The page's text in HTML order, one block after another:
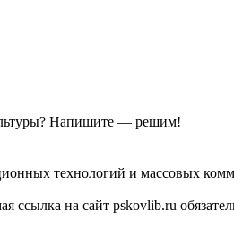
Напишите — решим!
технологий и массовых
ссылка на сайт pskovlib.ru